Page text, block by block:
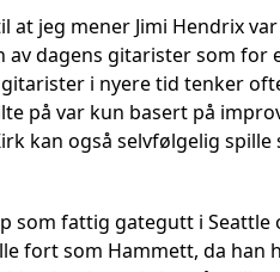
at jeg mener Jimi Hendrix
av dagens gitarister som
i nyere tid tenker
på var kun basert på
kan også selvfølgelig
som fattig gategutt i
fort som Hammett, da